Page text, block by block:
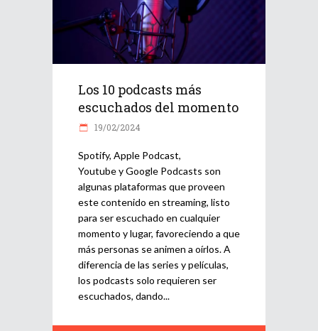
Los 10 podcasts más
escuchados del momento
19/02/2024
Spotify, Apple Podcast,
Youtube y Google Podcasts son
algunas plataformas que proveen
este contenido en streaming, listo
para ser escuchado en cualquier
momento y lugar, favoreciendo a que
más personas se animen a oírlos. A
diferencia de las series y películas,
los podcasts solo requieren ser
escuchados, dando